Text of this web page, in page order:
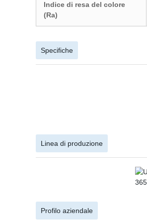
Indice di resa del colore
(Ra)
Specifiche
Linea di produzione
Profilo aziendale